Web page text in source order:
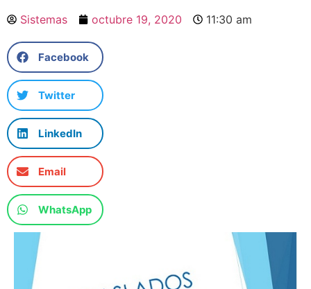
Sistemas octubre 19, 2020 11:30 am
Facebook
Twitter
LinkedIn
Email
WhatsApp